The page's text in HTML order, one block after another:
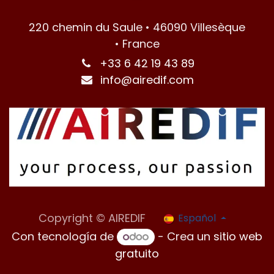
220 chemin du Saule • 46090 Villesèque
• France
+33 6 42 19 43 89
info@airedif.com
Copyright © AIREDIF Español
Con tecnología de - Crea un sitio web
gratuito